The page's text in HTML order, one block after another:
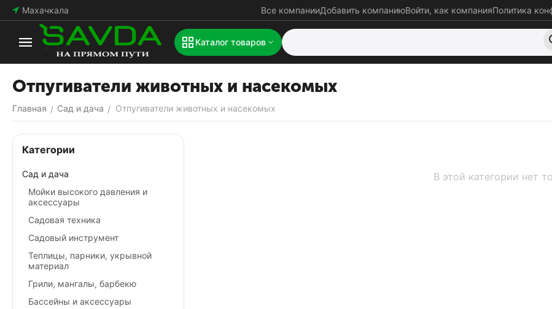
Махачкала Все компанииДобавить компаниюВойти, как компанияПолитика
Каталог товаров
Отпугиватели животных и насекомых
Главная / Сад и дача / Отпугиватели животных и насекомых
В этой категории нет
Категории
Сад и дача
Мойки высокого давления и
аксессуары
Садовая техника
Садовый инструмент
Теплицы, парники, укрывной
материал
Грили, мангалы, барбекю
Бассейны и аксессуары